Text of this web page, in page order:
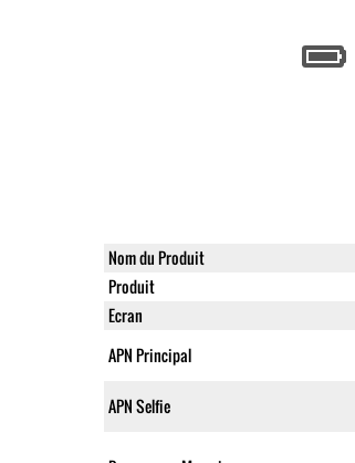
Nom du Produit
Produit
Ecran
APN Principal
APN Selfie